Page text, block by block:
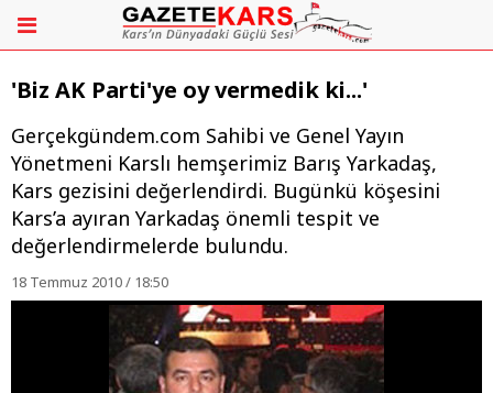
'Biz AK Parti'ye oy vermedik ki...'
Gerçekgündem.com Sahibi ve Genel Yayın
Yönetmeni Karslı hemşerimiz Barış Yarkadaş,
Kars gezisini değerlendirdi. Bugünkü köşesini
Kars’a ayıran Yarkadaş önemli tespit ve
değerlendirmelerde bulundu.
18 Temmuz 2010 / 18:50